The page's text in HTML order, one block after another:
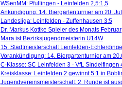
WSenMM: Pfullingen - Leinfelden 2,5:1,5
Ankündigung: 14. Biergartenturnier am 20.
Landesliga: Leinfelden - Zuffenhausen 3:5
Dr. Markus Kottke Spieler des Monats Februar
Mara ist Bezirksjugendmeisterin U14W
15. Stadtmeisterschaft Leinfelden-
Vorankündigung: 14. Biergartenturnier am
C-Klasse: SC Leinfelden 3 - VfL Sindelfingen
Kreisklasse: Leinfelden 2 gewinnt 5:1 in
Jugendvereinsmeisterschaft: 2. Runde ist